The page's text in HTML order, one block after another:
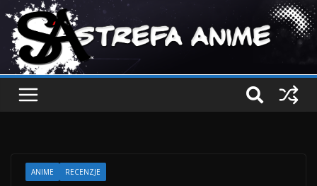
ANIME RECENZJE